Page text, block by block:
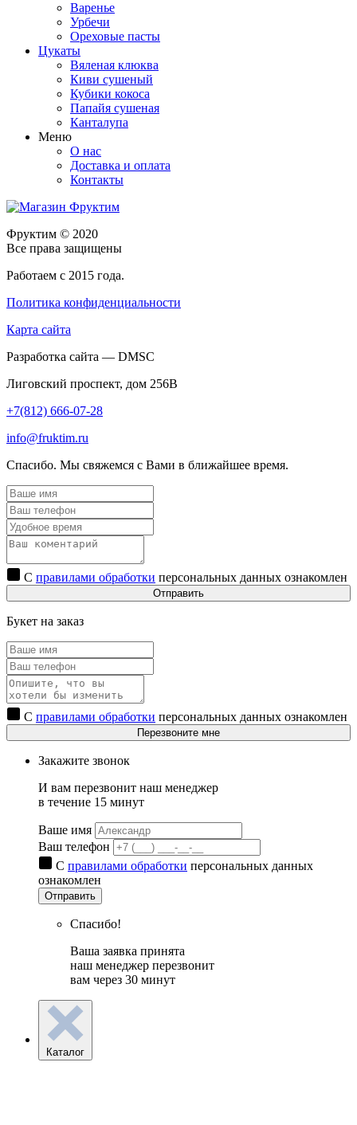
Варенье
Урбечи
Ореховые пасты
Цукаты
Вяленая клюква
Киви сушеный
Кубики кокоса
Папайя сушеная
Канталупа
Меню
О нас
Доставка и оплата
Контакты
Фруктим © 2020
Все права защищены
Работаем с 2015 года.
Политика конфиденциальности
Карта сайта
Разработка сайта — DMSC
Лиговский проспект, дом 256В
+7(812) 666-07-28
info@fruktim.ru
Спасибо. Мы свяжемся с Вами в ближайшее время.
С правилами обработки персональных данных ознакомлен
Отправить
Букет на заказ
С правилами обработки персональных данных ознакомлен
Перезвоните мне
Закажите звонок
И вам перезвонит наш менеджер
в течение 15 минут
Ваше имя
Ваш телефон
С правилами обработки персональных данных
ознакомлен
Отправить
Спасибо!
Ваша заявка принята
наш менеджер перезвонит
вам через 30 минут
Каталог